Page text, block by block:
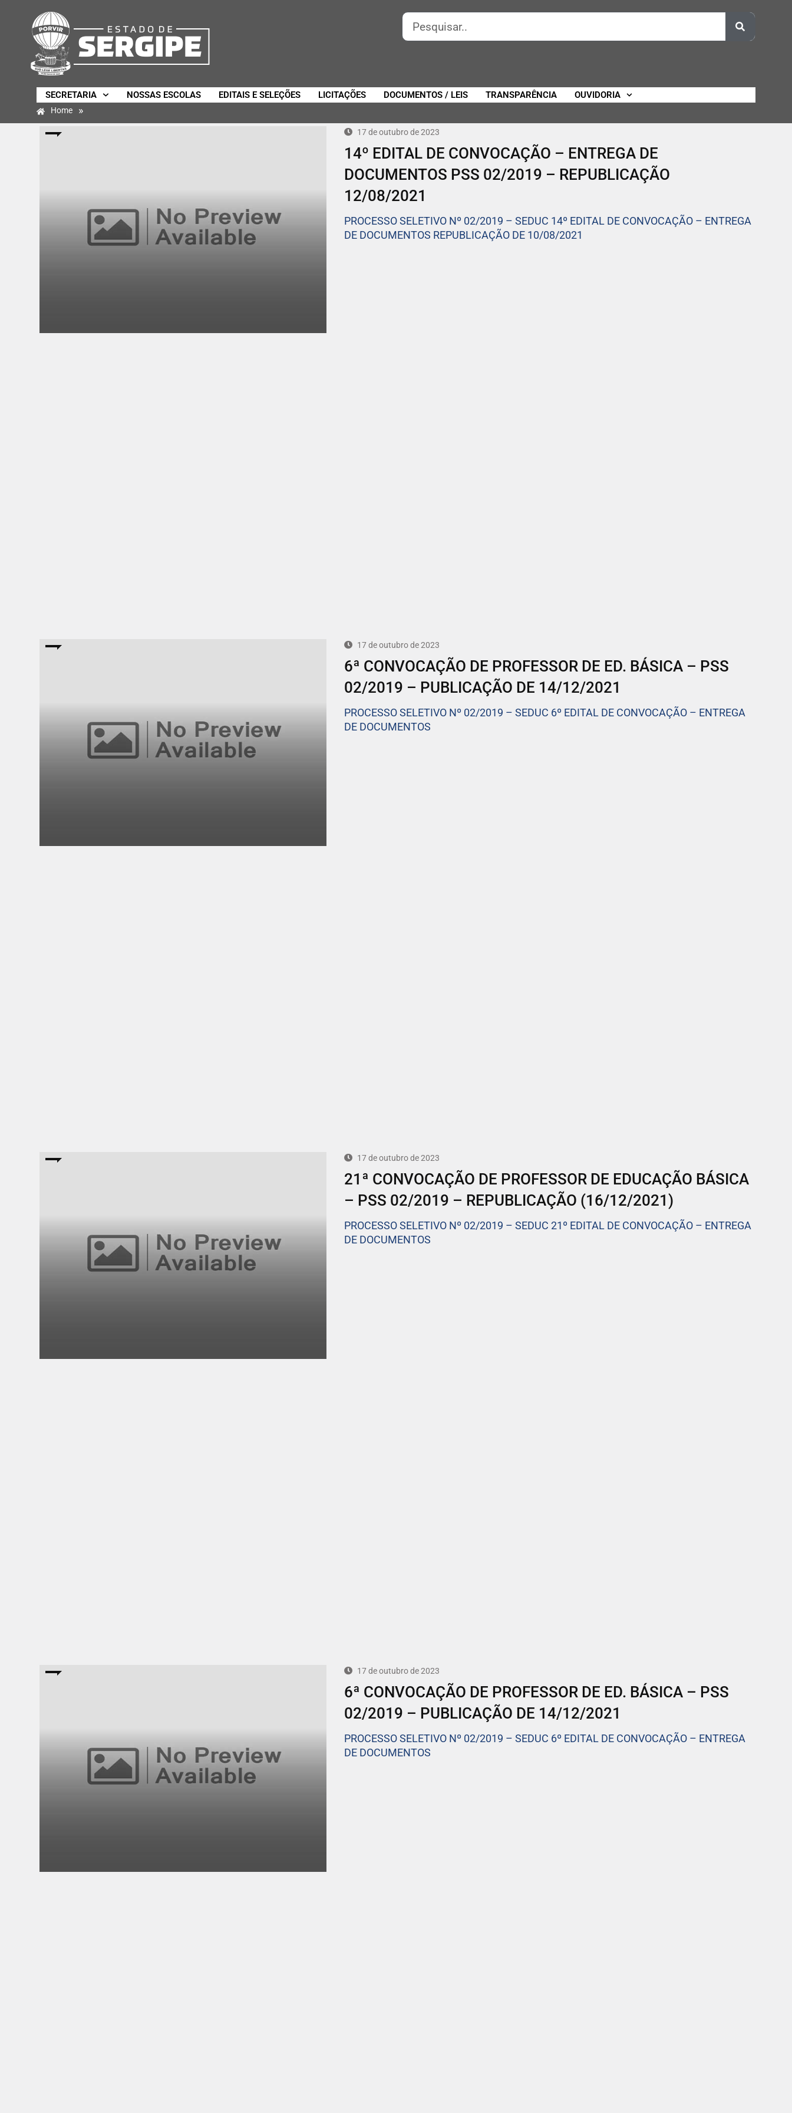
SECRETARIA NOSSAS ESCOLAS EDITAIS E SELEÇÕES LICITAÇÕES DOCUMENTOS / LEIS TRANSPARÊNCIA OUVIDORIA
Home »
17 de outubro de 2023
14º EDITAL DE CONVOCAÇÃO – ENTREGA DE
DOCUMENTOS PSS 02/2019 – REPUBLICAÇÃO
12/08/2021
PROCESSO SELETIVO Nº 02/2019 – SEDUC 14º EDITAL DE CONVOCAÇÃO – ENTREGA
DE DOCUMENTOS REPUBLICAÇÃO DE 10/08/2021
17 de outubro de 2023
6ª CONVOCAÇÃO DE PROFESSOR DE ED. BÁSICA – PSS
02/2019 – PUBLICAÇÃO DE 14/12/2021
PROCESSO SELETIVO Nº 02/2019 – SEDUC 6º EDITAL DE CONVOCAÇÃO – ENTREGA
DE DOCUMENTOS
17 de outubro de 2023
21ª CONVOCAÇÃO DE PROFESSOR DE EDUCAÇÃO BÁSICA
– PSS 02/2019 – REPUBLICAÇÃO (16/12/2021)
PROCESSO SELETIVO Nº 02/2019 – SEDUC 21º EDITAL DE CONVOCAÇÃO – ENTREGA
DE DOCUMENTOS
17 de outubro de 2023
6ª CONVOCAÇÃO DE PROFESSOR DE ED. BÁSICA – PSS
02/2019 – PUBLICAÇÃO DE 14/12/2021
PROCESSO SELETIVO Nº 02/2019 – SEDUC 6º EDITAL DE CONVOCAÇÃO – ENTREGA
DE DOCUMENTOS